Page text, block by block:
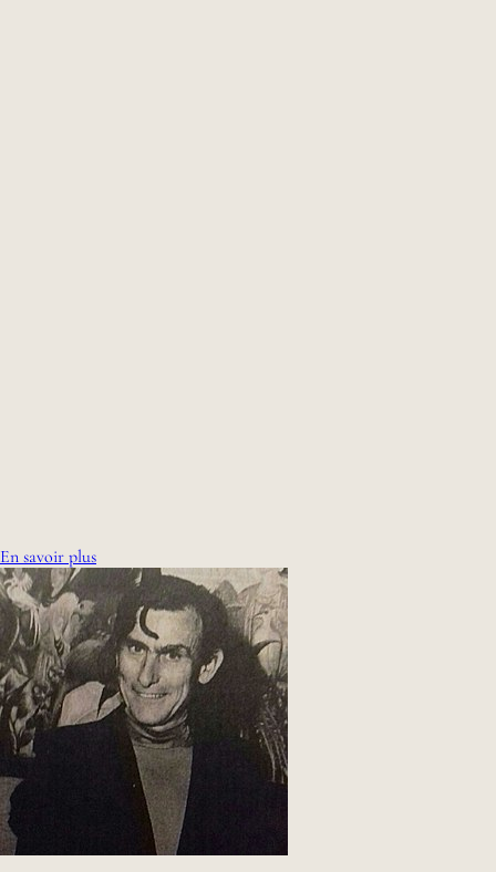
En savoir plus